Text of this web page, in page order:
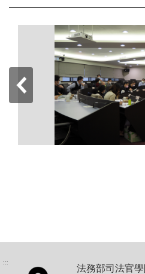
:::
法務部司法官